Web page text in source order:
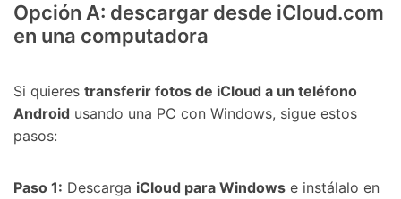
Opción A: descargar desde iCloud.com
en una computadora
Si quieres transferir fotos de iCloud a un teléfono
Android usando una PC con Windows, sigue estos
pasos:
Paso 1: Descarga iCloud para Windows e instálalo en